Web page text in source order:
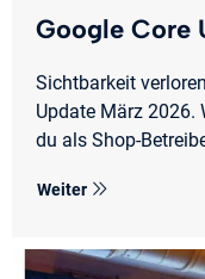
Google Core
Sichtbarkeit
Update März 2026.
du als Shop-
Weiter